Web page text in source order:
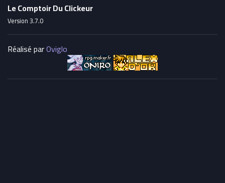
Le Comptoir Du Clickeur
Version 3.7.0
Réalisé parOviglo